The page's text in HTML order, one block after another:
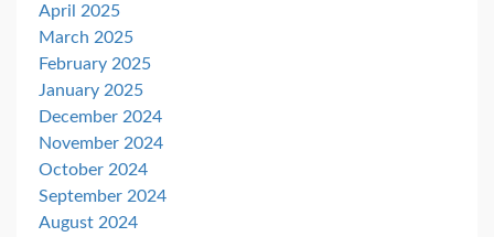
April 2025
March 2025
February 2025
January 2025
December 2024
November 2024
October 2024
September 2024
August 2024